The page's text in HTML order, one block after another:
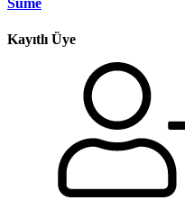
Sume
Kayıtlı Üye